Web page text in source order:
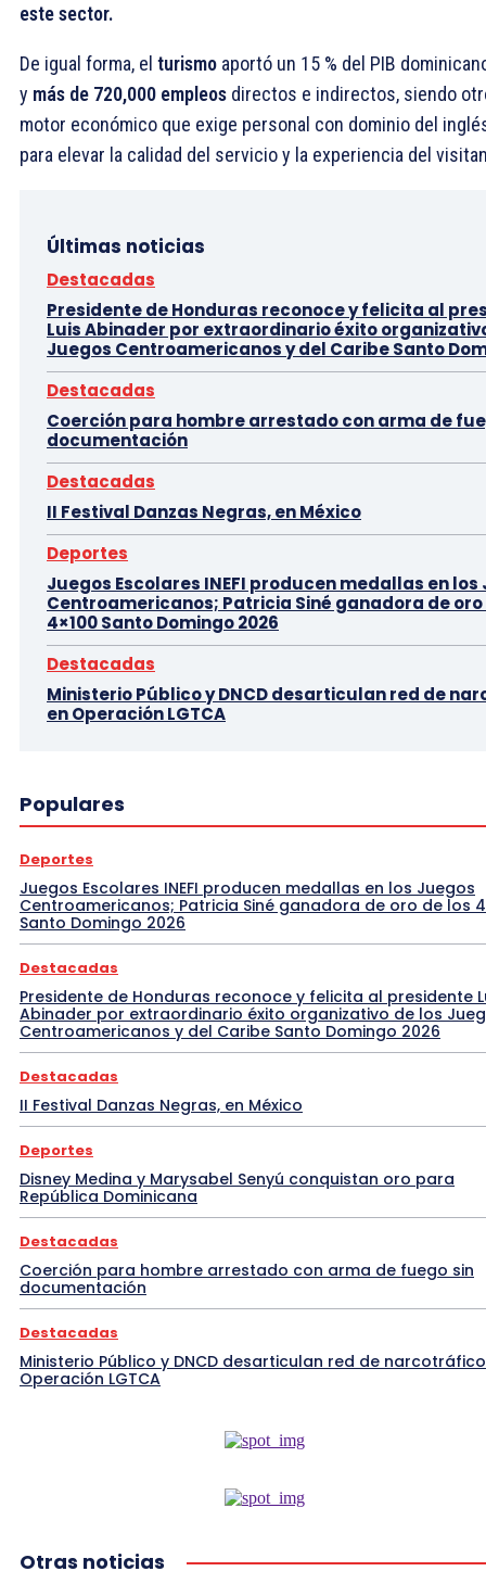
este sector.
De igual forma, el turismo aportó un 15 % del PIB
y más de 720,000 empleos directos e indirectos, siendo
motor económico que exige personal con dominio del
para elevar la calidad del servicio y la experiencia del
Últimas noticias
Destacadas
Presidente de Honduras reconoce y felicita al
Luis Abinader por extraordinario éxito
Juegos Centroamericanos y del Caribe Santo
Destacadas
Coerción para hombre arrestado con arma de
documentación
Destacadas
II Festival Danzas Negras, en México
Deportes
Juegos Escolares INEFI producen medallas en los
Centroamericanos; Patricia Siné ganadora de oro
4×100 Santo Domingo 2026
Destacadas
Ministerio Público y DNCD desarticulan red de
en Operación LGTCA
Populares
Deportes
Juegos Escolares INEFI producen medallas en los Juegos
Centroamericanos; Patricia Siné ganadora de oro de los
Santo Domingo 2026
Destacadas
Presidente de Honduras reconoce y felicita al presidente
Abinader por extraordinario éxito organizativo de los
Centroamericanos y del Caribe Santo Domingo 2026
Destacadas
II Festival Danzas Negras, en México
Deportes
Disney Medina y Marysabel Senyú conquistan oro para
República Dominicana
Destacadas
Coerción para hombre arrestado con arma de fuego sin
documentación
Destacadas
Ministerio Público y DNCD desarticulan red de
Operación LGTCA
Otras noticias